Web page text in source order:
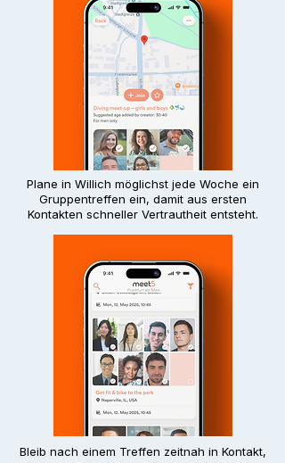
Plane in Willich möglichst jede Woche ein
Gruppentreffen ein, damit aus ersten
Kontakten schneller Vertrautheit entsteht.
Bleib nach einem Treffen zeitnah in Kontakt,